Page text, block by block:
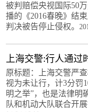
被判赔偿央视国际50
播的《2016春晚》结
判决被告停止侵权。
上海交警:行人通
原标题：上海交警严
视为未让行，计3分
明之举”，也是法律明
队和机动大队联合开